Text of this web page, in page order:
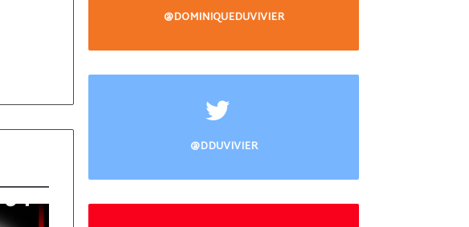
@DOMINIQUEDUVIVIER
@DDUVIVIER